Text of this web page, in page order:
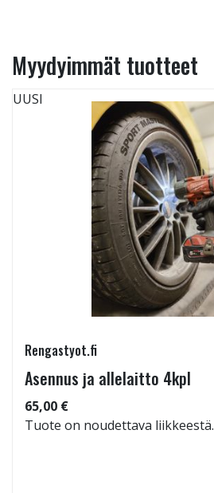
Myydyimmät tuotteet
UUSI
Rengastyot.fi
Asennus ja allelaitto 4kpl
65,00 €
Tuote on noudettava liikkeestä.